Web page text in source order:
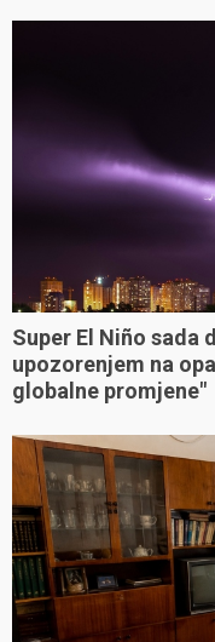
Super El Niño sada
upozorenjem na
globalne promjene"